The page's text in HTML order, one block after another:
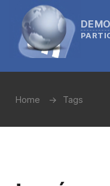
Home Tags